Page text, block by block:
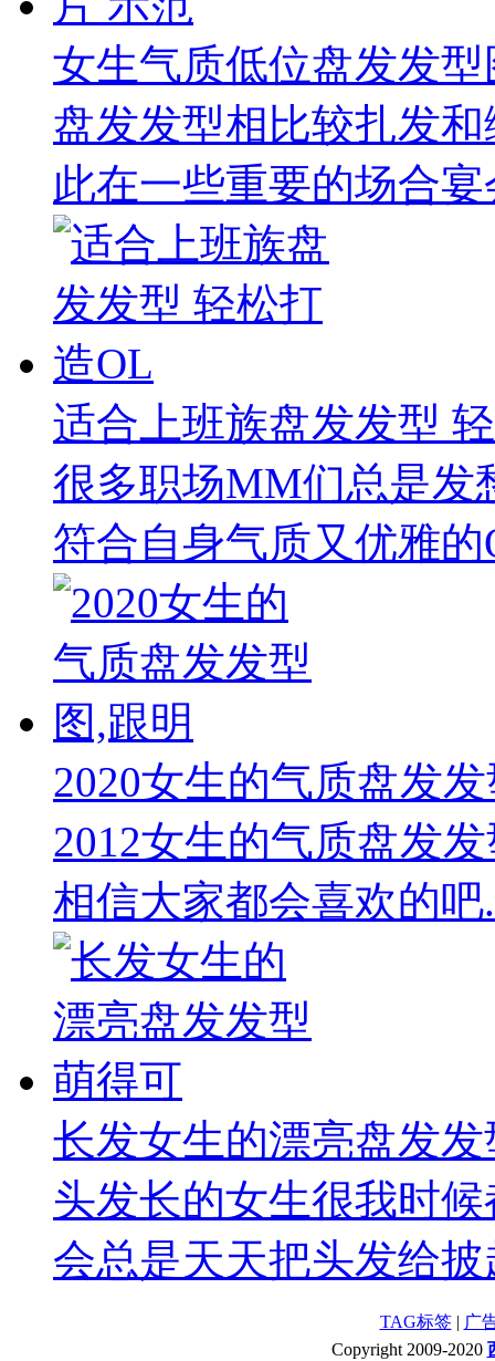
女生气质低位盘发发
盘发发型相比较扎发
此在一些重要的场合
适合上班族盘发发型
很多职场MM们总是发
符合自身气质又优雅
2020女生的气质盘发
2012女生的气质盘发
相信大家都会喜欢的
长发女生的漂亮盘发
头发长的女生很我时
会总是天天把头发给
TAG标签 | 广
Copyright 2009-2020